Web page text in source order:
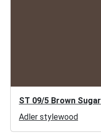
ST 09/5 Brown Sugar
Adler stylewood